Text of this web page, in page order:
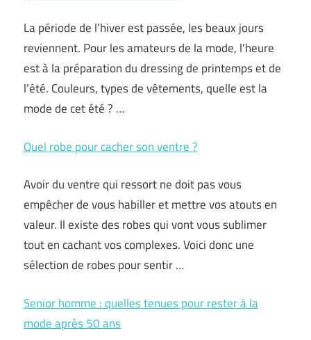
La période de l’hiver est passée, les beaux jours
reviennent. Pour les amateurs de la mode, l’heure
est à la préparation du dressing de printemps et de
l’été. Couleurs, types de vêtements, quelle est la
mode de cet été ? …
Quel robe pour cacher son ventre ?
Avoir du ventre qui ressort ne doit pas vous
empêcher de vous habiller et mettre vos atouts en
valeur. Il existe des robes qui vont vous sublimer
tout en cachant vos complexes. Voici donc une
sélection de robes pour sentir …
Senior homme : quelles tenues pour rester à la
mode après 50 ans